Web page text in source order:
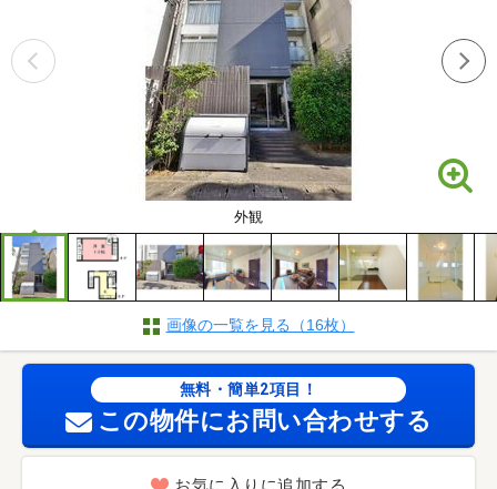
外観
画像の一覧を見る（16枚）
無料・簡単2項目！
この物件にお問い合わせする